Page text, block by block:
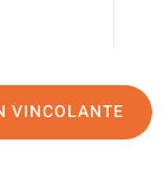
VINCOLANTE